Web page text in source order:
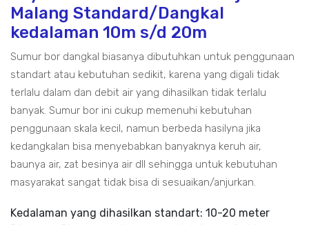
Malang Standard/Dangkal
kedalaman 10m s/d 20m
Sumur bor dangkal biasanya dibutuhkan untuk penggunaan
standart atau kebutuhan sedikit, karena yang digali tidak
terlalu dalam dan debit air yang dihasilkan tidak terlalu
banyak. Sumur bor ini cukup memenuhi kebutuhan
penggunaan skala kecil, namun berbeda hasilyna jika
kedangkalan bisa menyebabkan banyaknya keruh air,
baunya air, zat besinya air dll sehingga untuk kebutuhan
masyarakat sangat tidak bisa di sesuaikan/anjurkan.
Kedalaman yang dihasilkan standart: 10-20 meter